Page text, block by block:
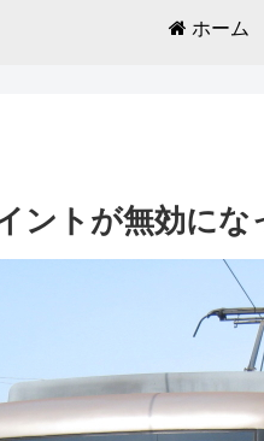
ホーム
ントが無効にな